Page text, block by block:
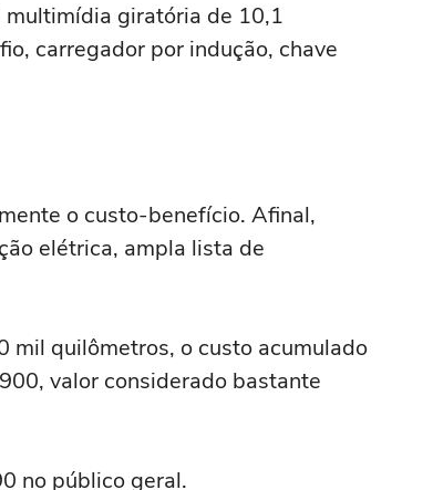
giratória de 10,1
carregador por indução, chave
o custo-benefício. Afinal,
elétrica, ampla lista de
mil quilômetros, o custo acumulado
valor considerado bastante
no público geral.